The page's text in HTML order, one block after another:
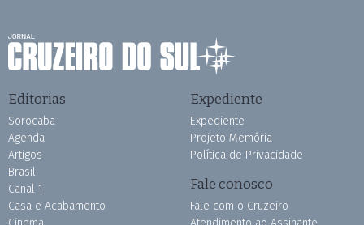
Editorias
Sorocaba
Agenda
Artigos
Brasil
Canal 1
Casa e Acabamento
Expediente
Expediente
Projeto Memória
Política de Privacidade
Fale conosco
Fale com o Cruzeiro